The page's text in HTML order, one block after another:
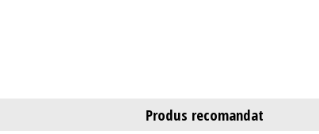
Produs recomandat